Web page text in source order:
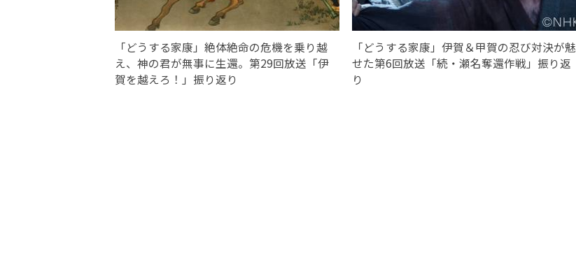
「どうする家康」絶体絶命の危機を乗り越
え、神の君が無事に生還。第29回放送「伊
賀を越えろ！」振り返り
「どうする家康」伊賀＆甲賀の忍び対決が魅
せた第6回放送「続・瀬名奪還作戦」振り返
り